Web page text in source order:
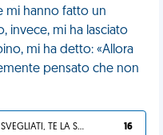
mi hanno fatto un
invece, mi ha lasciato
mi ha detto: «Allora
pensato che non
SVEGLIATI, TE LA SEI CERCATA! 16